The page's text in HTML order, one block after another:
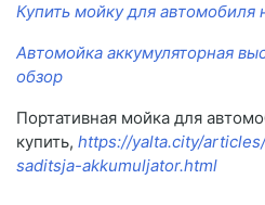
Купить мойку для автомобиля
Автомойка аккумуляторная
обзор
Портативная мойка для
купить, https://yalta.city/
saditsja-akkumuljator.html